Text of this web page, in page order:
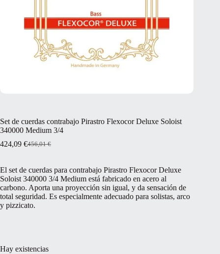
Set de cuerdas contrabajo Pirastro Flexocor Deluxe Soloist
340000 Medium 3/4
456,01€
El
original
era:
456,01 €.
424,09 €El
es:
424,09 €.
El set de cuerdas para contrabajo Pirastro Flexocor Deluxe
Soloist 340000 3/4 Medium está fabricado en acero al
carbono. Aporta una proyección sin igual, y da sensación de
total seguridad. Es especialmente adecuado para solistas, arco
y pizzicato.
Hay existencias